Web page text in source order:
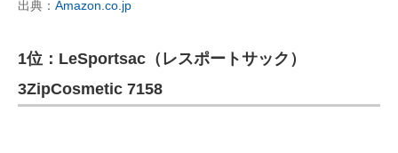
出典： Amazon.co.jp
1位：LeSportsac（レスポートサック）
3ZipCosmetic 7158